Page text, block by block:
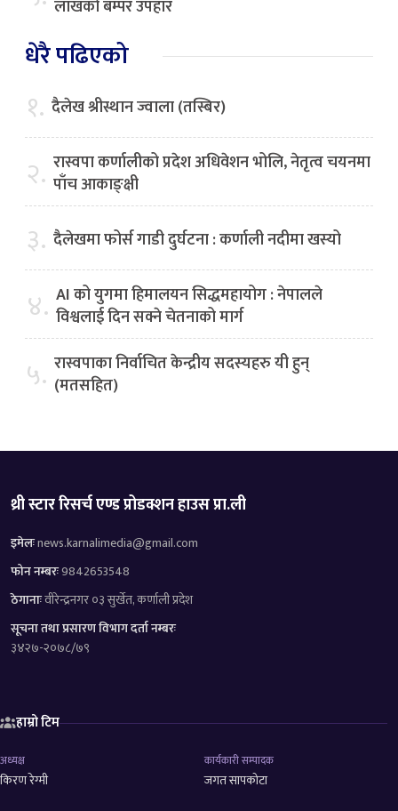
लाखको बम्पर उपहार
धेरै पढिएको
१. दैलेख श्रीस्थान ज्वाला (तस्बिर)
२. रास्वपा कर्णालीको प्रदेश अधिवेशन भोलि, नेतृत्व चयनमा
पाँच आकाङ्क्षी
३. दैलेखमा फोर्स गाडी दुर्घटना : कर्णाली नदीमा खस्यो
४. AI को युगमा हिमालयन सिद्धमहायोग : नेपालले
विश्वलाई दिन सक्ने चेतनाको मार्ग
५. रास्वपाका निर्वाचित केन्द्रीय सदस्यहरु यी हुन्
(मतसहित)
थ्री स्टार रिसर्च एण्ड प्रोडक्शन हाउस प्रा.ली
इमेलःnews.karnalimedia@gmail.com
फोन नम्बरः9842653548
ठेगानाःवीरेन्द्रनगर ०३ सुर्खेत, कर्णाली प्रदेश
सूचना तथा प्रसारण विभाग दर्ता नम्बरः
३४२७-२०७८/७९
हाम्रो टिम
अध्यक्ष
किरण रेग्मी
कार्यकारी सम्पादक
जगत सापकोटा